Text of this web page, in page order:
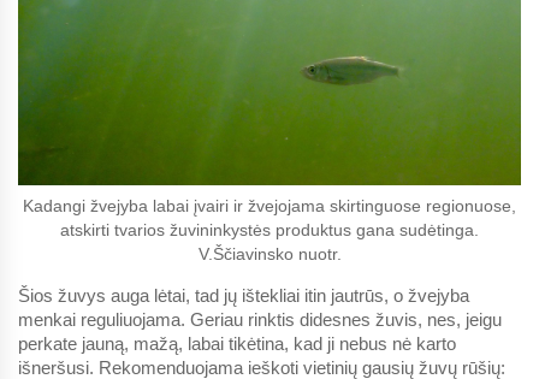
Kadangi žvejyba labai įvairi ir žvejojama skirtinguose regionuose,
atskirti tvarios žuvininkystės produktus gana sudėtinga.
V.Ščiavinsko nuotr.
Šios žuvys auga lėtai, tad jų ištekliai itin jautrūs, o žvejyba
menkai reguliuojama. Geriau rinktis didesnes žuvis, nes, jeigu
perkate jauną, mažą, labai tikėtina, kad ji nebus nė karto
išneršusi. Rekomenduojama ieškoti vietinių gausių žuvų rūšių: